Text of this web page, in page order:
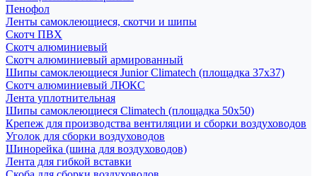
Пенофол
Ленты самоклеющиеся, скотчи и шипы
Скотч ПВХ
Скотч алюминиевый
Скотч алюминиевый армированный
Шипы самоклеющиеся Junior Climatech (площадка 37х37)
Скотч алюминиевый ЛЮКС
Лента уплотнительная
Шипы самоклеющиеся Climatech (площадка 50х50)
Крепеж для производства вентиляции и сборки воздуховодов
Уголок для сборки воздуховодов
Шинорейка (шина для воздуховодов)
Лента для гибкой вставки